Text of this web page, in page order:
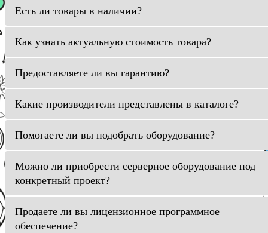
Есть ли товары в наличии?
Как узнать актуальную стоимость товара?
Предоставляете ли вы гарантию?
Какие производители представлены в каталоге?
Помогаете ли вы подобрать оборудование?
Можно ли приобрести серверное оборудование под
конкретный проект?
Продаете ли вы лицензионное программное
обеспечение?